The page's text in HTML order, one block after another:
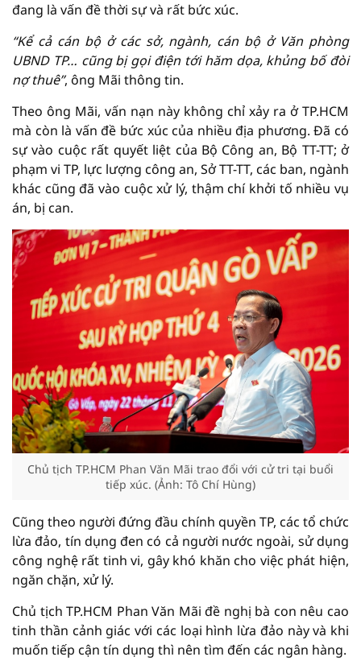
đang là vấn đề thời sự và rất bức xúc.
“Kể cả cán bộ ở các sở, ngành, cán bộ ở Văn phòng
UBND TP… cũng bị gọi điện tới hăm dọa, khủng bố đòi
nợ thuê”, ông Mãi thông tin.
Theo ông Mãi, vấn nạn này không chỉ xảy ra ở TP.HCM
mà còn là vấn đề bức xúc của nhiều địa phương. Đã có
sự vào cuộc rất quyết liệt của Bộ Công an, Bộ TT-TT; ở
phạm vi TP, lực lượng công an, Sở TT-TT, các ban, ngành
khác cũng đã vào cuộc xử lý, thậm chí khởi tố nhiều vụ
án, bị can.
Chủ tịch TP.HCM Phan Văn Mãi trao đổi với cử tri tại buổi
tiếp xúc. (Ảnh: Tô Chí Hùng)
Cũng theo người đứng đầu chính quyền TP, các tổ chức
lừa đảo, tín dụng đen có cả người nước ngoài, sử dụng
công nghệ rất tinh vi, gây khó khăn cho việc phát hiện,
ngăn chặn, xử lý.
Chủ tịch TP.HCM Phan Văn Mãi đề nghị bà con nêu cao
tinh thần cảnh giác với các loại hình lừa đảo này và khi
muốn tiếp cận tín dụng thì nên tìm đến các ngân hàng.